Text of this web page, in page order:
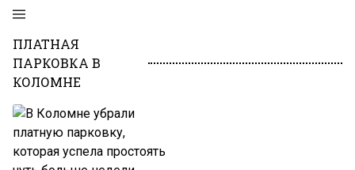
ПЛАТНАЯ
ПАРКОВКА В
КОЛОМНЕ